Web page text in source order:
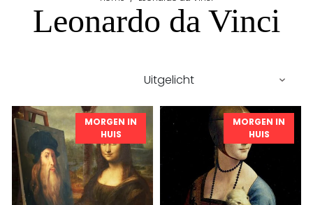
Leonardo da Vinci
MORGEN IN
HUIS
MORGEN IN
HUIS